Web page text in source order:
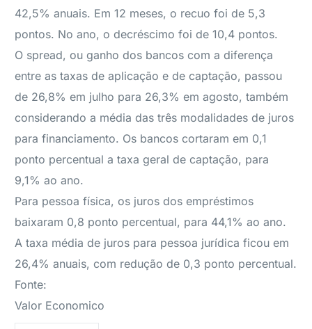
42,5% anuais. Em 12 meses, o recuo foi de 5,3
pontos. No ano, o decréscimo foi de 10,4 pontos.
O spread, ou ganho dos bancos com a diferença
entre as taxas de aplicação e de captação, passou
de 26,8% em julho para 26,3% em agosto, também
considerando a média das três modalidades de juros
para financiamento. Os bancos cortaram em 0,1
ponto percentual a taxa geral de captação, para
9,1% ao ano.
Para pessoa física, os juros dos empréstimos
baixaram 0,8 ponto percentual, para 44,1% ao ano.
A taxa média de juros para pessoa jurídica ficou em
26,4% anuais, com redução de 0,3 ponto percentual.
Fonte:
Valor Economico